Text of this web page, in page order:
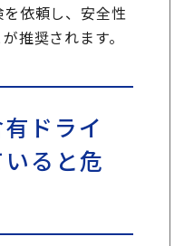
依頼し、安全性
推奨されます。
ドライ
ると危